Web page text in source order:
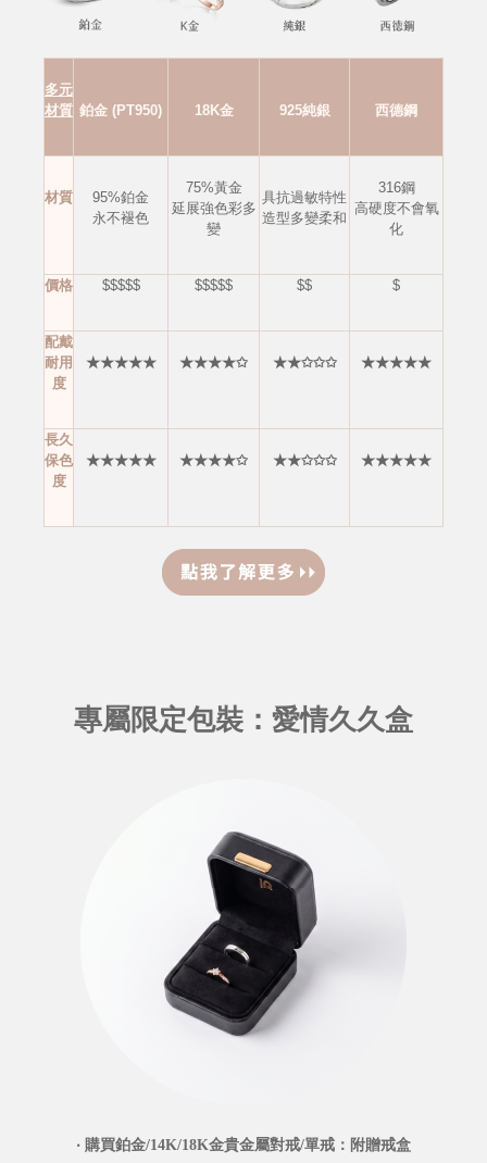
多元
材質 鉑金 (PT950) 18K金 925純銀 西德鋼
材質
95%鉑金
永不褪色
75%黃金
延展強色彩多
變
具抗過敏特性
造型多變柔和
316鋼
高硬度不會氧
化
價格 $$$$$ $$$$$ $$ $
配戴
耐用
度
★★★★★ ★★★★✩ ★★✩✩✩ ★★★★★
長久
保色
度
★★★★★ ★★★★✩ ★★✩✩✩ ★★★★★
專屬限定包裝：愛情久久盒
‧ 購買鉑金/14K/18K金貴金屬對戒/單戒：附贈戒盒